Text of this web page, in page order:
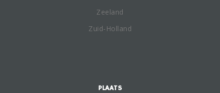
Zeeland
Zuid-Holland
PLAATS